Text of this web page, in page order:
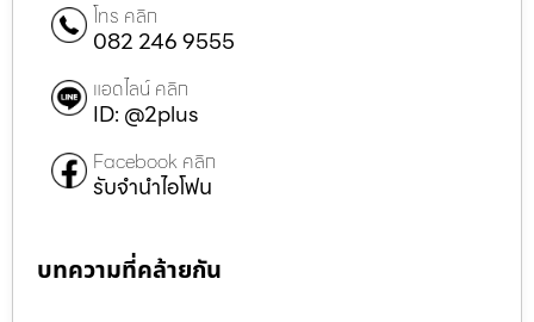
โทร คลิก
082 246 9555
แอดไลน์ คลิก
ID: @2plus
Facebook คลิก
รับจำนำไอโฟน
บทความที่คล้ายกัน